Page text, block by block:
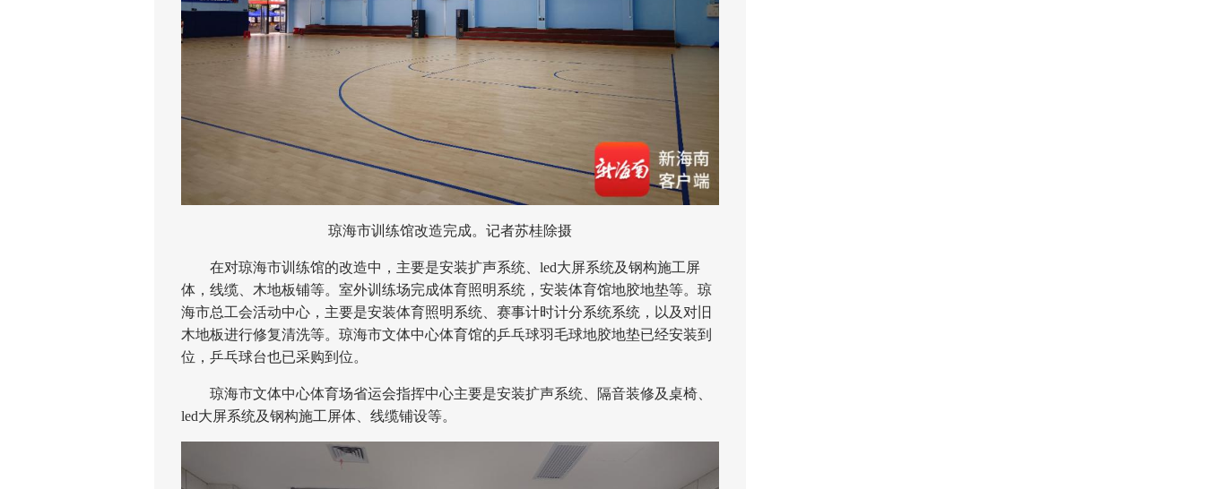
琼海市训练馆改造完成。记者苏桂除摄
在对琼海市训练馆的改造中，主要是安装扩声系统、led大屏系统及钢构施工屏
体，线缆、木地板铺等。室外训练场完成体育照明系统，安装体育馆地胶地垫等。琼
海市总工会活动中心，主要是安装体育照明系统、赛事计时计分系统系统，以及对旧
木地板进行修复清洗等。琼海市文体中心体育馆的乒乓球羽毛球地胶地垫已经安装到
位，乒乓球台也已采购到位。
琼海市文体中心体育场省运会指挥中心主要是安装扩声系统、隔音装修及桌椅、
led大屏系统及钢构施工屏体、线缆铺设等。